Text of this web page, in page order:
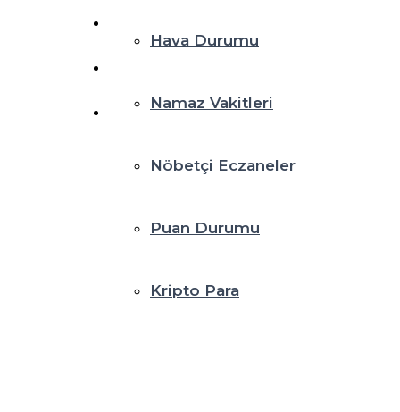
Hava Durumu
Namaz Vakitleri
Nöbetçi Eczaneler
Puan Durumu
Kripto Para